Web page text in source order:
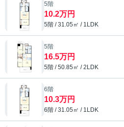
5階
10.2万円
5階 / 31.05㎡ / 1LDK
5階
16.5万円
5階 / 50.85㎡ / 2LDK
6階
10.3万円
6階 / 31.05㎡ / 1LDK